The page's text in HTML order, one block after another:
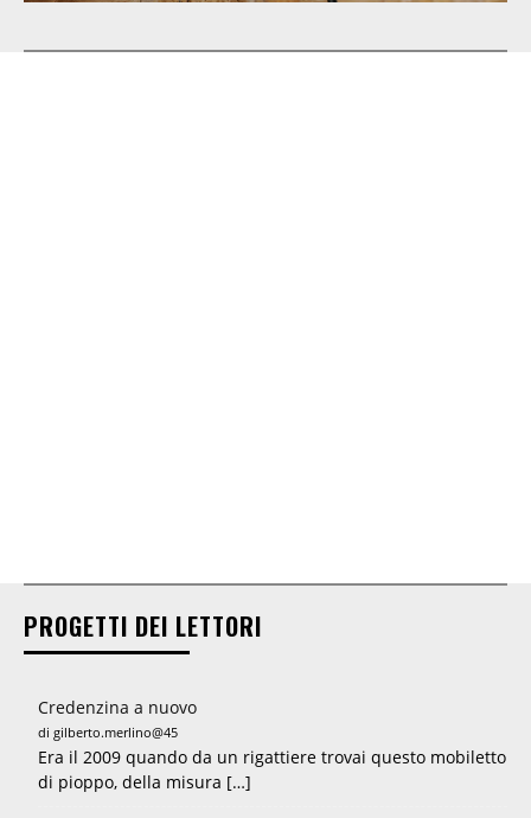
PROGETTI DEI LETTORI
Credenzina a nuovo
di gilberto.merlino@45
Era il 2009 quando da un rigattiere trovai questo mobiletto
di pioppo, della misura […]